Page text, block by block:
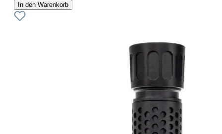
In den Warenkorb